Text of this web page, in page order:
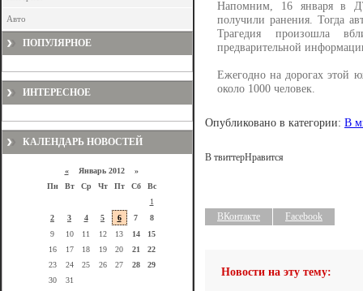
Авто
ПОПУЛЯРНОЕ
ИНТЕРЕСНОЕ
КАЛЕНДАРЬ НОВОСТЕЙ
«Январь 2012 »
Пн
Вт Ср Чт Пт Сб
Вс
1
2
3 4 5 6 7
8
9
10 11 12 13 14
15
16
17 18 19 20 21
22
23
24 25 26 27 28
29
30
31
Напомним, 16 января в
получили ранения. Тогда
Трагедия произошла
предварительной
Ежегодно на дорогах этой
около 1000 человек.
Опубликовано в категории: В
В твиттерНравится
ВКонтакте Facebook
Новости на эту тему: